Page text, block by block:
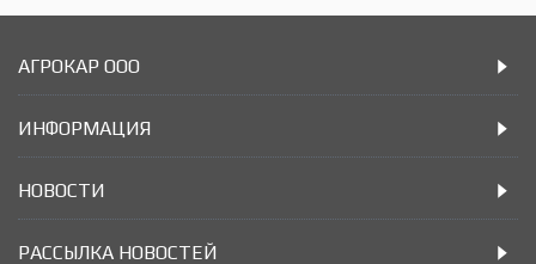
АГРОКАР ООО
ИНФОРМАЦИЯ
НОВОСТИ
РАССЫЛКА НОВОСТЕЙ